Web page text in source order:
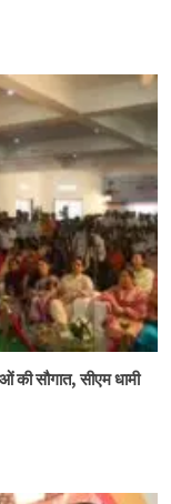
की सौगात, सीएम धामी